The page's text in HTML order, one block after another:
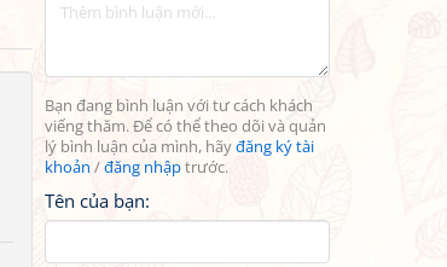
Bạn đang bình luận với tư cách khách
viếng thăm. Để có thể theo dõi và quản
lý bình luận của mình, hãyđăng ký tài
khoản /đăng nhậptrước.
Tên của bạn: